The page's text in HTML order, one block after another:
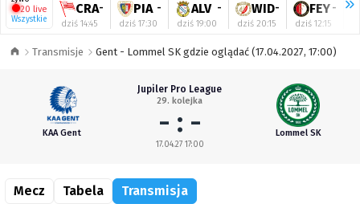
20 live
Wszystkie
CRA-
dziś 14:45
PIA -
dziś 17:30
ALV -
dziś 19:00
WID-
dziś 20:15
FEY-
dziś 12:15
Transmisje Gent - Lommel SK gdzie oglądać (17.04.2027, 17:00)
KAA Gent
Jupiler Pro League
29. kolejka
- : -
17.04.27 17:00
Lommel SK
Mecz Tabela Transmisja